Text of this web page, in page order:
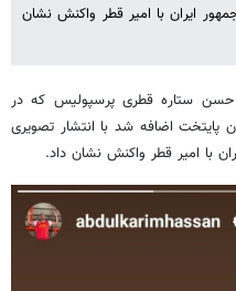
ایران با امیر قطر واکنش نشان
حسن ستاره قطری پرسپولیس که در
پایتخت اضافه شد با انتشار تصویری
با امیر قطر واکنش نشان داد.